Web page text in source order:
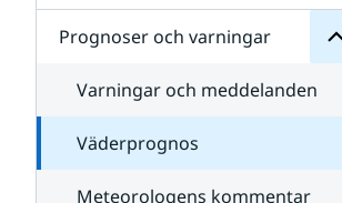
Prognoser och varningar
Varningar och meddelanden
Väderprognos
Meteorologens kommentar